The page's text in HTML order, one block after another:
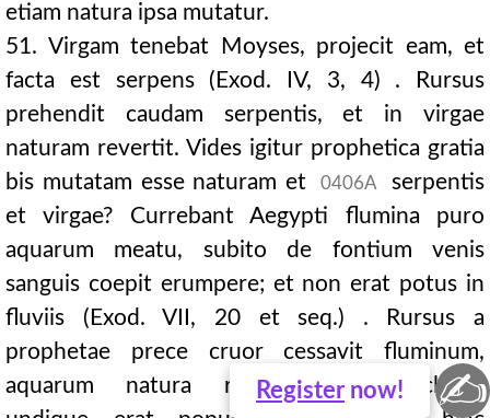
etiam natura ipsa mutatur.
51. Virgam tenebat Moyses, projecit eam, et
facta est serpens (Exod. IV, 3, 4) . Rursus
prehendit caudam serpentis, et in virgae
naturam revertit. Vides igitur prophetica gratia
bis mutatam esse naturam et
0406A
serpentis
et virgae? Currebant Aegypti flumina puro
aquarum meatu, subito de fontium venis
sanguis coepit erumpere; et non erat potus in
fluviis (Exod. VII, 20 et seq.) . Rursus a
prophetae prece cruor cessavit fluminum,
aquarum natura remeavit. Circumclusus
Register now! ✍